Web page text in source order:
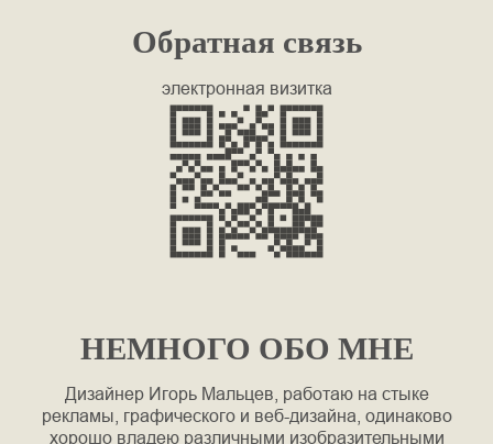
Обратная связь
электронная визитка
НЕМНОГО ОБО МНЕ
Дизайнер Игорь Мальцев, работаю на стыке
рекламы, графического и веб-дизайна, одинаково
хорошо владею различными изобразительными